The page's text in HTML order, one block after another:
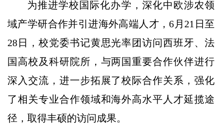
为推进学校国际化办学，深化中欧涉农领
域产学研合作并引进海外高端人才，6月21日至
28日，校党委书记黄思光率团访问西班牙、法
国高校及科研院所，与两国重要合作伙伴进行
深入交流，进一步拓展了校际合作关系，强化
了相关专业合作领域和海外高水平人才延揽途
径，取得丰硕的访问成果。